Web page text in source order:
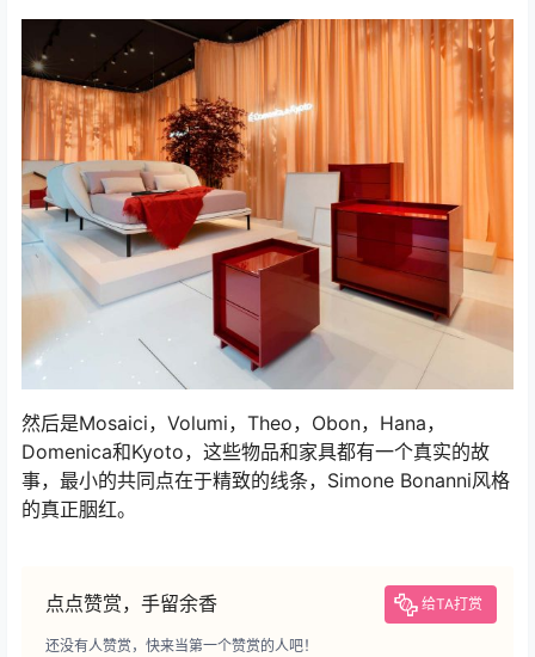
然后是Mosaici，Volumi，Theo，Obon，Hana，
Domenica和Kyoto，这些物品和家具都有一个真实的故
事，最小的共同点在于精致的线条，Simone Bonanni风格
的真正胭红。
点点赞赏，手留余香 给TA打赏
还没有人赞赏，快来当第一个赞赏的人吧！